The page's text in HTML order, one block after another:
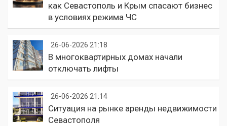
как Севастополь и Крым спасают бизнес
в условиях режима ЧС
26-06-2026 21:18
В многоквартирных домах начали
отключать лифты
26-06-2026 21:14
Ситуация на рынке аренды недвижимости
Севастополя